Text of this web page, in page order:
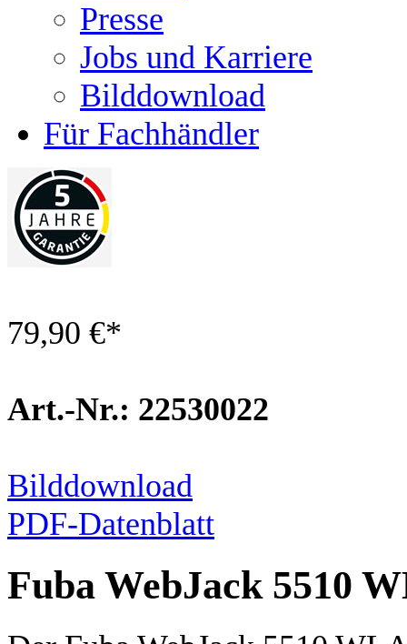
Presse
Jobs und Karriere
Bilddownload
Für Fachhändler
79,90 €*
Art.-Nr.: 22530022
Bilddownload
PDF-Datenblatt
Fuba WebJack 5510